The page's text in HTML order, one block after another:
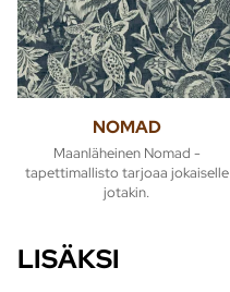
NOMAD
Maanläheinen Nomad -
tapettimallisto tarjoaa jokaiselle
jotakin.
LISÄKSI